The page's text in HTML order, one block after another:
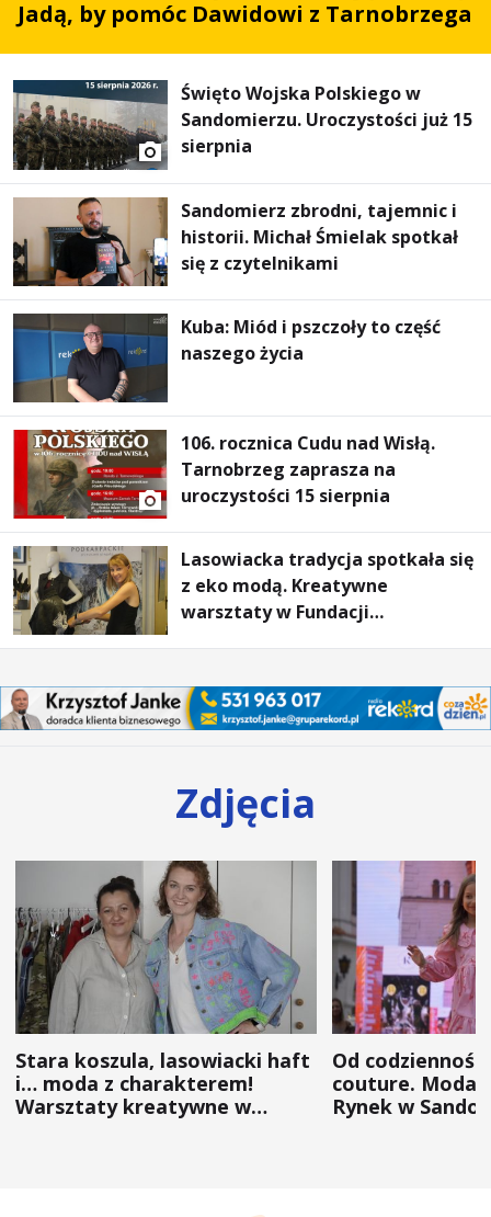
Jadą, by pomóc Dawidowi z Tarnobrzega
Święto Wojska Polskiego w
Sandomierzu. Uroczystości już 15
sierpnia
Sandomierz zbrodni, tajemnic i
historii. Michał Śmielak spotkał
się z czytelnikami
Kuba: Miód i pszczoły to część
naszego życia
106. rocznica Cudu nad Wisłą.
Tarnobrzeg zaprasza na
uroczystości 15 sierpnia
Lasowiacka tradycja spotkała się
z eko modą. Kreatywne
warsztaty w Fundacji
Zdjęcia
Stara koszula, lasowiacki haft
i… moda z charakterem!
Warsztaty kreatywne w
Od
couture. Moda
Rynek w